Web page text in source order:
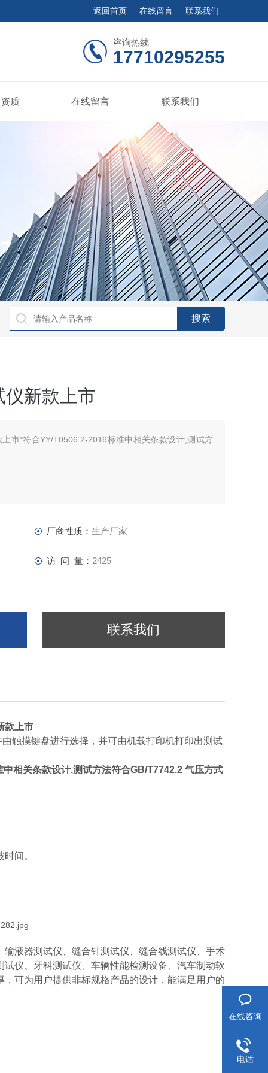
返回首页 在线留言 联系我们
咨询热线
17710295255
质 在线留言 联系我们
仪新款上市
市*符合YY/T0506.2-2016标准中相关条款设计,测试方
厂商性质： 生产厂家
访 问 量： 2425
联系我们
款上市
触摸键盘进行选择，并可由机载打印机打印出测试
相关条款设计,测试方法符合GB/T7742.2 气压方式
间。
液器测试仪、缝合针测试仪、缝合线测试仪、手术
仪、牙科测试仪、车辆性能检测设备、汽车制动软
可为用户提供非标规格产品的设计，能满足用户的
在线咨询
电话